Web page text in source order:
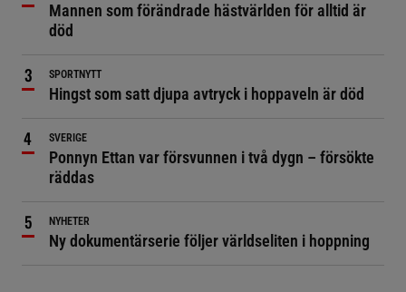
Mannen som förändrade hästvärlden för alltid är
död
SPORTNYTT
Hingst som satt djupa avtryck i hoppaveln är död
SVERIGE
Ponnyn Ettan var försvunnen i två dygn – försökte
räddas
NYHETER
Ny dokumentärserie följer världseliten i hoppning